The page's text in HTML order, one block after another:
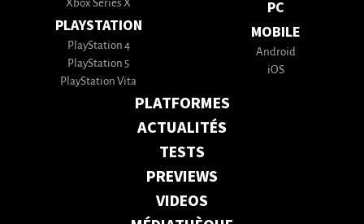
Xbox Series X
PLAYSTATION
PlayStation 4
PlayStation 5
PlayStation Vita
PC
MOBILE
Android
iOS
PLATFORMES
ACTUALITÉS
TESTS
PREVIEWS
VIDEOS